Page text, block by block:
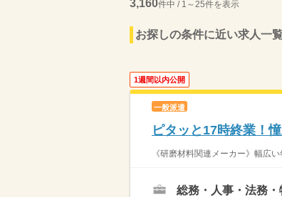
3,160件中 / 1～25件を表示
お探しの条件に近い求人一
1週間以内公開
一般派遣
ピタッと17時終業！
《研磨材料関連メーカー》幅
総務・人事・法務・